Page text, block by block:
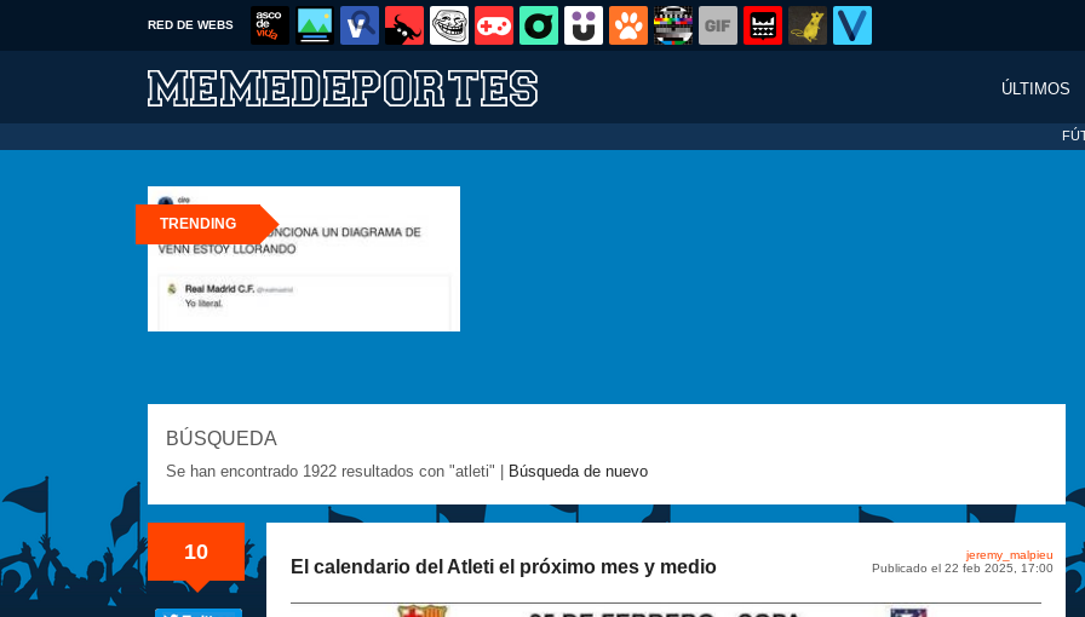
RED DE WEBS
ÚLTIMOS
TRENDING
BÚSQUEDA
Se han encontrado 1922 resultados con "atleti" | Búsqueda de nuevo
10
jeremy_malpieu
Publicado el 22 feb 2025, 17:00
El calendario del Atleti el próximo mes y medio